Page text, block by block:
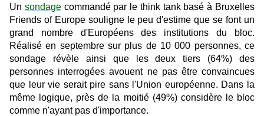
Un sondagecommandé par le think tank basé à Bruxelles
Friends of Europe souligne le peu d'estime que se font un
grand nombre d'Européens des institutions du bloc.
Réalisé en septembre sur plus de 10 000 personnes, ce
sondage révèle ainsi que les deux tiers (64%) des
personnes interrogées avouent ne pas être convaincues
que leur vie serait pire sans l'Union européenne. Dans la
même logique, près de la moitié (49%) considère le bloc
comme n'ayant pas d'importance.